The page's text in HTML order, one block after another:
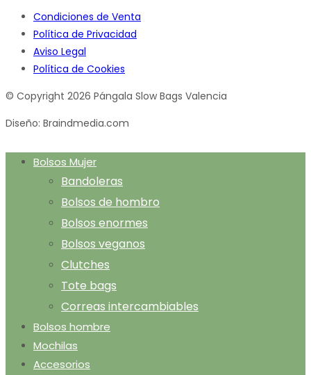
Condiciones de Venta
Política de Privacidad
Aviso Legal
Política de Cookies
© Copyright 2026 Pángala Slow Bags Valencia
Diseño: Braindmedia.com
Bolsos Mujer
Bandoleras
Bolsos de hombro
Bolsos enormes
Bolsos veganos
Clutches
Tote bags
Correas intercambiables
Bolsos hombre
Mochilas
Accesorios